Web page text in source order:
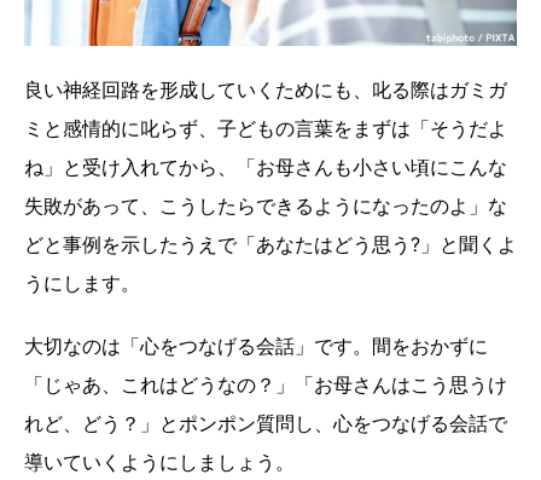
良い神経回路を形成していくためにも、叱る際はガミガ
ミと感情的に叱らず、子どもの言葉をまずは「そうだよ
ね」と受け入れてから、「お母さんも小さい頃にこんな
失敗があって、こうしたらできるようになったのよ」な
どと事例を示したうえで「あなたはどう思う?」と聞くよ
うにします。
大切なのは「心をつなげる会話」です。間をおかずに
「じゃあ、これはどうなの？」「お母さんはこう思うけ
れど、どう？」とポンポン質問し、心をつなげる会話で
導いていくようにしましょう。